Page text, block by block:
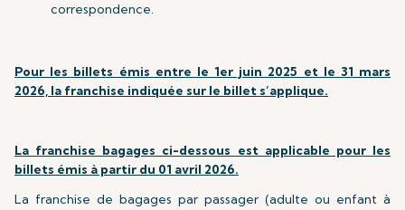
correspondence.
Pour les billets émis entre le 1er juin 2025 et le 31 mars
2026, la franchise indiquée sur le billet s’applique.
La franchise bagages ci-dessous est applicable pour les
billets émis à partir du 01 avril 2026.
La franchise de bagages par passager (adulte ou enfant à